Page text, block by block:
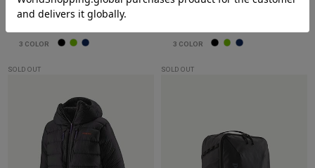
Patagonia
PRICE : ￥38,500
3 COLOR
Patagonia
3 COLOR
SOLD OUT SOLD OUT